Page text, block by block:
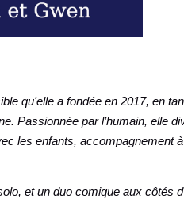
qu'elle a fondée en 2017, en
Passionnée par l’humain, elle
les enfants, accompagnement
et un duo comique aux côtés